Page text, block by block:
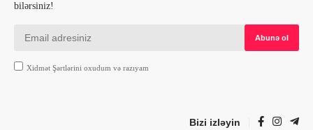
bilərsiniz!
Xidmət Şərtlərini oxudum və razıyam
Bizi izləyin